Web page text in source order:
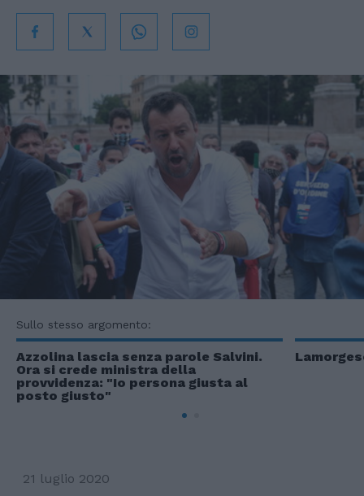
Sullo stesso argomento:
Azzolina lascia senza parole Salvini.
Ora si crede ministra della
provvidenza: "Io persona giusta al
posto giusto"
21 luglio 2020